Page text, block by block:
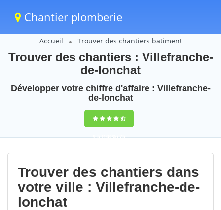
Chantier plomberie
Accueil Trouver des chantiers batiment
Trouver des chantiers : Villefranche-
de-lonchat
Développer votre chiffre d'affaire : Villefranche-
de-lonchat
9,5(100%)75
votes
Trouver des chantiers dans
votre ville : Villefranche-de-
lonchat